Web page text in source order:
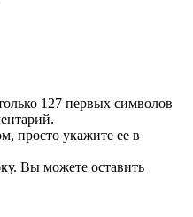
127 первых символов
просто укажите ее в
Вы можете оставить